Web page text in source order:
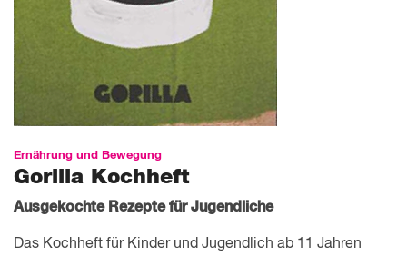
Ernährung und Bewegung
Gorilla Koch­heft
Ausgekochte Rezepte für Jugendliche
Das Kochheft für Kinder und Jugendlich ab 11 Jahren